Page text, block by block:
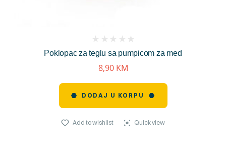
Poklopac za teglu sa pumpicom za med
reviews)
8,90 KM
DODAJ U KORPU
Add to wishlist Quick view